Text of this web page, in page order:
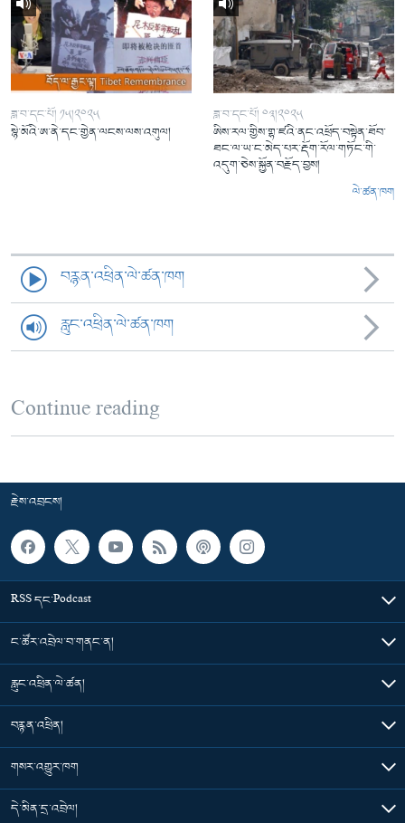
ཟླ་བ་དང་པོ། ༡༥།༢༠༢༥
སྙེ་མོའི་ཨ་ནེ་དང་གྱེན་ལངས་ལས་འགུལ།
ཟླ་བ་དང་པོ། ༠༣།༢༠༢༥
ཨིས་རལ་གྱིས་གྷ་ཛའི་ནང་འཕྲོད་བསྟེན་ཐོབ་
ཐང་ལ་ཡ་ང་མེད་པར་རྡོག་རོལ་གཏོང་གི་
འདུག་ཅེས་སྐྱོན་བརྗོད་བྱས།
ལེ་ཚན་ཁག
བརྙན་འཕྲིན་ལེ་ཚན་ཁག
རླུང་འཕྲིན་ལེ་ཚན་ཁག
Continue reading
རྗེས་འབྲངས།
RSS དང་Podcast
ང་ཚོར་འབྲེལ་བ་གནང་ན།
རླུང་འཕྲིན་ལེ་ཚན།
བརྙན་འཕྲིན།
གསར་འགྱུར་ཁག
དེ་མིན་དྲ་འབྲེལ།